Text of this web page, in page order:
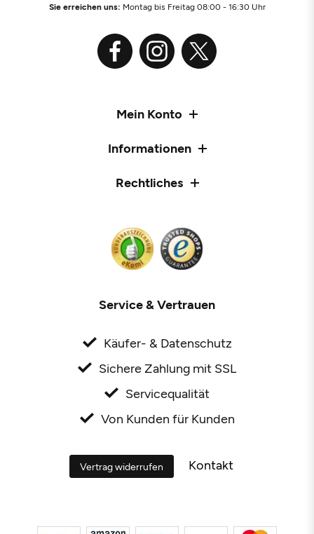
Sie erreichen uns: Montag bis Freitag 08:00 - 16:30 Uhr
Mein Konto
Informationen
Rechtliches
Service & Vertrauen
Käufer- & Datenschutz
Sichere Zahlung mit SSL
Servicequalität
Von Kunden für Kunden
Vertrag widerrufen Kontakt